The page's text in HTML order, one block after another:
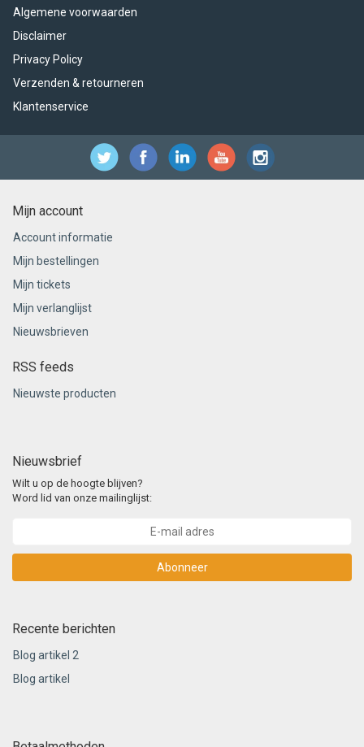
Algemene voorwaarden
Disclaimer
Privacy Policy
Verzenden & retourneren
Klantenservice
Mijn account
Account informatie
Mijn bestellingen
Mijn tickets
Mijn verlanglijst
Nieuwsbrieven
RSS feeds
Nieuwste producten
Nieuwsbrief
Wilt u op de hoogte blijven?
Word lid van onze mailinglijst:
Abonneer
Recente berichten
Blog artikel 2
Blog artikel